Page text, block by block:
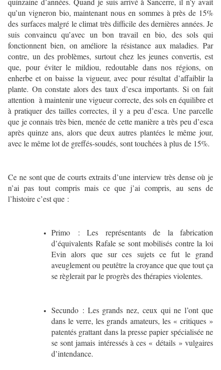
qu’un vigneron bio, maintenant nous en sommes à près de 15%
des surfaces malgré le climat très difficile des dernières années. Je
suis convaincu qu’avec un bon travail en bio, des sols qui
fonctionnent bien, on améliore la résistance aux maladies. Par
contre, un des problèmes, surtout chez les jeunes convertis, est
que, pour éviter le mildiou, redoutable dans nos régions, on
enherbe et on baisse la vigueur, avec pour résultat d’affaiblir la
plante. On constate alors des taux d’esca importants. Si on fait
attention à maintenir une vigueur correcte, des sols en équilibre et
à pratiquer des tailles correctes, il y a peu d’esca. Une parcelle
que je connais très bien, menée de cette manière a très peu d’esca
après quinze ans, alors que deux autres plantées le même jour,
avec le même lot de greffés-soudés, sont touchées à plus de 15%.
Ce ne sont que de courts extraits d’une interview très dense où je
n’ai pas tout compris mais ce que j’ai compris, au sens de
l’histoire c’est que :
Primo : Les représentants de la fabrication
d’équivalents Rafale se sont mobilisés contre la loi
Evin alors que sur ces sujets ce fut le grand
aveuglement ou peutêtre la croyance que que tout ça
se règlerait par le progrès des thérapies violentes.
Secundo : Les grands nez, ceux qui ne l’ont que
dans le verre, les grands amateurs, les « critiques »
patentés grattant dans la presse papier spécialisée ne
se sont jamais intéressés à ces « détails » vulgaires
d’intendance.